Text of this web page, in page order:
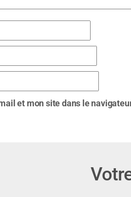
et mon site dans le